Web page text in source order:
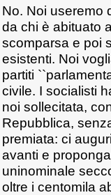
No. Noi useremo
da chi è abituato
scomparsa e poi
esistenti. Noi
partiti
civile. I socialisti
noi sollecitata,
Repubblica,
premiata: ci
avanti e
uninominale
oltre i centomila